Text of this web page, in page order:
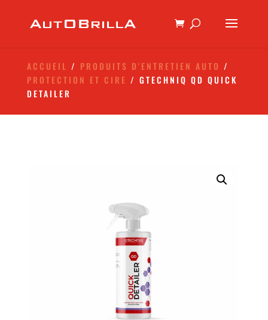
ACCUEIL / PRODUITS D'ENTRETIEN AUTO /
PROTECTION ET CIRE / GTECHNIQ QD QUICK
DETAILER